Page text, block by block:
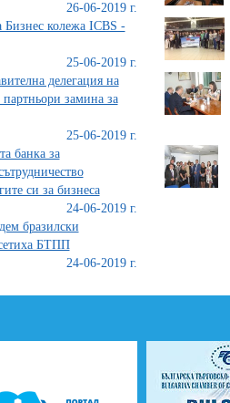
26-06-2019 г.
Бизнес колежа ICBS -
25-06-2019 г.
делегация на
замина за
25-06-2019 г.
банка за
си за бизнеса
24-06-2019 г.
бразилски
БТПП
24-06-2019 г.